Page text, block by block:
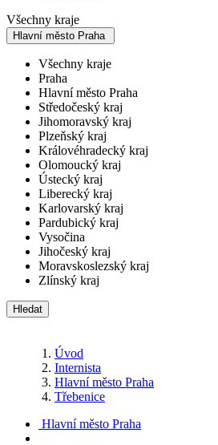
Všechny kraje
Hlavní město Praha
Všechny kraje
Praha
Hlavní město Praha
Středočeský kraj
Jihomoravský kraj
Plzeňský kraj
Královéhradecký kraj
Olomoucký kraj
Ústecký kraj
Liberecký kraj
Karlovarský kraj
Pardubický kraj
Vysočina
Jihočeský kraj
Moravskoslezský kraj
Zlínský kraj
Hledat
Úvod
Internista
Hlavní město Praha
Třebenice
Hlavní město Praha